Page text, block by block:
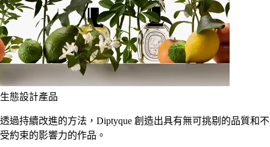
生態設計產品
透過持續改進的方法，Diptyque 創造出具有無可挑剔的品質和不
受約束的影響力的作品。